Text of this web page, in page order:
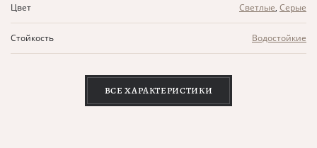
Цвет Светлые, Серые
Стойкость Водостойкие
ВСЕ ХАРАКТЕРИСТИКИ